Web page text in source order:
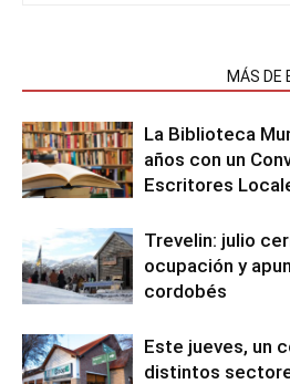
MÁS DE
La Biblioteca
años con un
Escritores
Trevelin: julio
ocupación y
cordobés
Este jueves, un
distintos